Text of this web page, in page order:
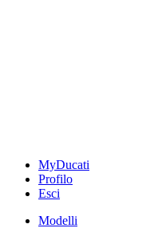
MyDucati
Profilo
Esci
Modelli